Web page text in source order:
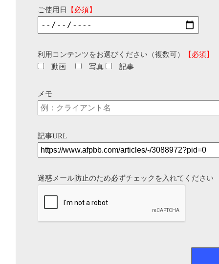
ご使用日 【必須】
利用コンテンツをお選びください（複数可）
【必須】
動画
写真 記事
メモ
記事URL
迷惑メール防止のため必ずチェックを入れてください